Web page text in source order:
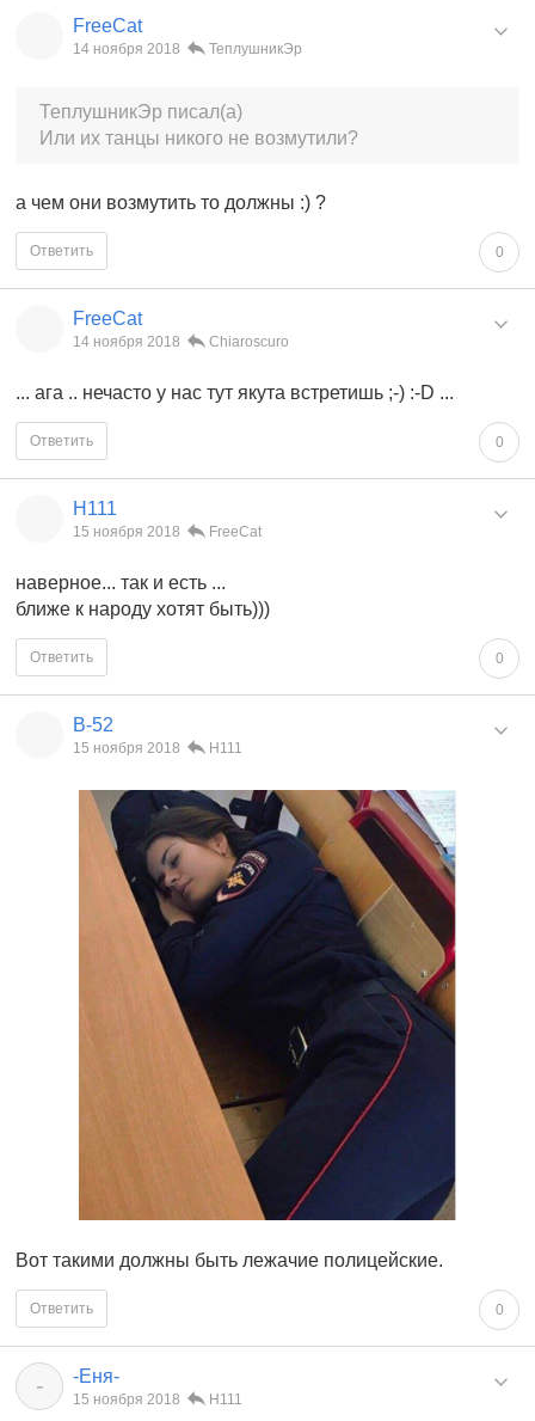
FreeCat
14 ноября 2018 ТеплушникЭр
ТеплушникЭр писал(а)
Или их танцы никого не возмутили?
а чем они возмутить то должны :) ?
0
Ответить
FreeCat
14 ноября 2018 Chiaroscuro
... ага .. нечасто у нас тут якута встретишь ;-) :-D ...
0
Ответить
Н111
15 ноября 2018 FreeCat
наверное... так и есть ...
ближе к народу хотят быть)))
0
Ответить
В-52
15 ноября 2018 Н111
Вот такими должны быть лежачие полицейские.
0
Ответить
- -Еня-
15 ноября 2018 Н111